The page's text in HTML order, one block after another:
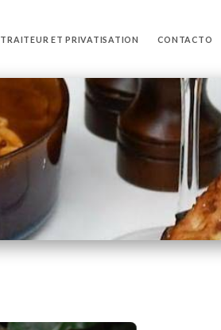
TRAITEUR ET PRIVATISATION CONTACTO